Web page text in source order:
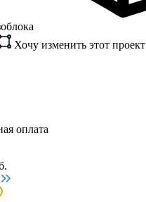
Хочу изменить этот проект
оплата